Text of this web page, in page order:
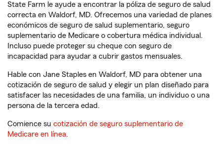
State Farm le ayude a encontrar la póliza de seguro de salud
correcta en Waldorf, MD. Ofrecemos una variedad de planes
económicos de seguro de salud suplementario, seguro
suplementario de Medicare o cobertura médica individual.
Incluso puede proteger su cheque con seguro de
incapacidad para ayudar a cubrir gastos mensuales.
Hable con Jane Staples en Waldorf, MD para obtener una
cotización de seguro de salud y elegir un plan diseñado para
satisfacer las necesidades de una familia, un individuo o una
persona de la tercera edad.
Comience su cotización de seguro suplementario de
Medicare en línea.